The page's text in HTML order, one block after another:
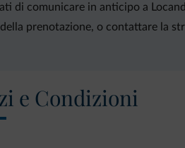
di comunicare in anticipo a
prenotazione, o contattare la
e Condizioni